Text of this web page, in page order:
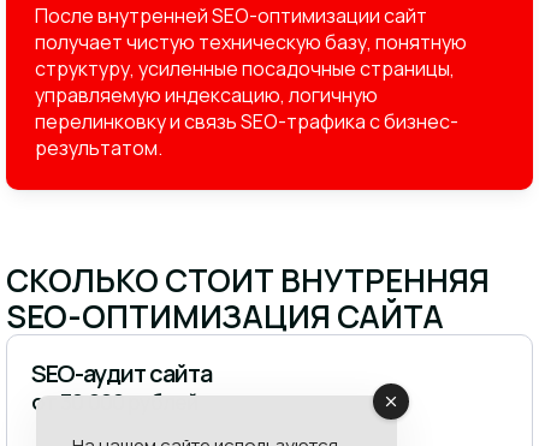
После внутренней SEO-оптимизации сайт
получает чистую техническую базу, понятную
структуру, усиленные посадочные страницы,
управляемую индексацию, логичную
перелинковку и связь SEO-трафика с бизнес-
результатом.
СКОЛЬКО СТОИТ ВНУТРЕННЯЯ
SEO-ОПТИМИЗАЦИЯ САЙТА
SEO-аудит сайта
от 30 000 рублей